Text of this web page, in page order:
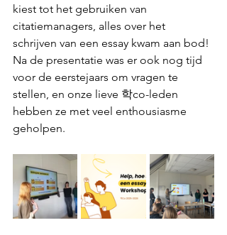
kiest tot het gebruiken van
citatiemanagers, alles over het
schrijven van een essay kwam aan bod!
Na de presentatie was er ook nog tijd
voor de eerstejaars om vragen te
stellen, en onze lieve 학co-leden
hebben ze met veel enthousiasme
geholpen.